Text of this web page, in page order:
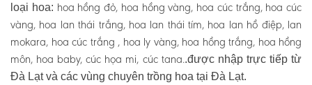
loại hoa: hoa hồng đỏ, hoa hồng vàng, hoa cúc trắng, hoa cúc
vàng, hoa lan thái trắng, hoa lan thái tím, hoa lan hồ điệp, lan
mokara, hoa cúc trắng , hoa ly vàng, hoa hồng trắng, hoa hồng
môn, hoa baby, cúc họa mi, cúc tana..được nhập trực tiếp từ
Đà Lạt và các vùng chuyên trồng hoa tại Đà Lạt.